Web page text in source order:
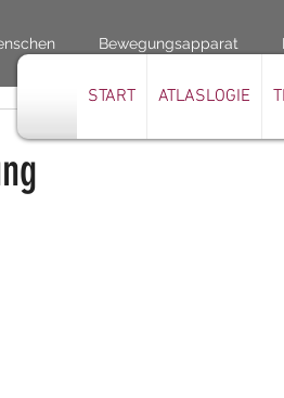
START ATLASLOGIE
Bewegungsapparat